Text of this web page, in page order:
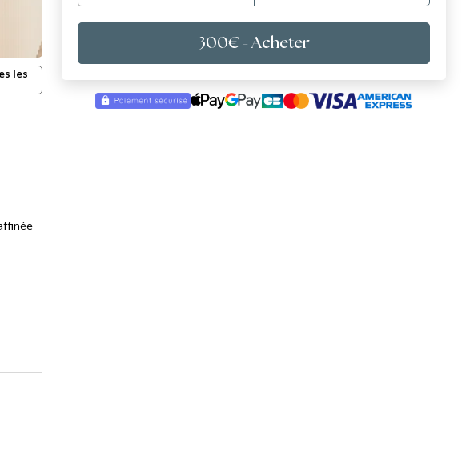
les
300€- Acheter